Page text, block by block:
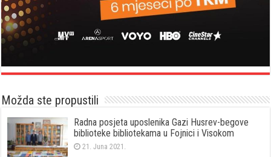
Možda ste propustili
Radna posjeta uposlenika Gazi Husrev-begove
biblioteke bibliotekama u Fojnici i Visokom
21. Juna 2021.